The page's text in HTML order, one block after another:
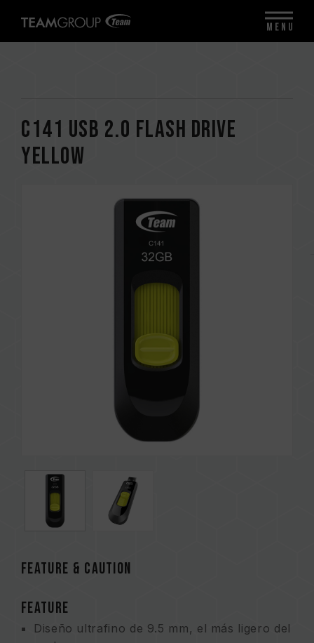
C141 USB 2.0 FLASH DRIVE
YELLOW
FEATURE & CAUTION
FEATURE
Diseño ultrafino de 9.5 mm, el más ligero del
MENU